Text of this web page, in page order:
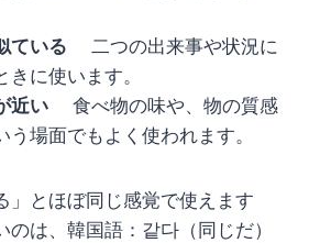
ている 二つの出来事や状況に
に使います。
近い 食べ物の味や、物の質感
う場面でもよく使われます。
」とほぼ同じ感覚で使えます
は、韓国語：같다（同じだ）